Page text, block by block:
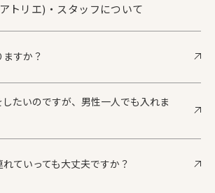
トリエ)・スタッフについて
すか？
たいのですが、男性一人でも入れま
ていっても大丈夫ですか？